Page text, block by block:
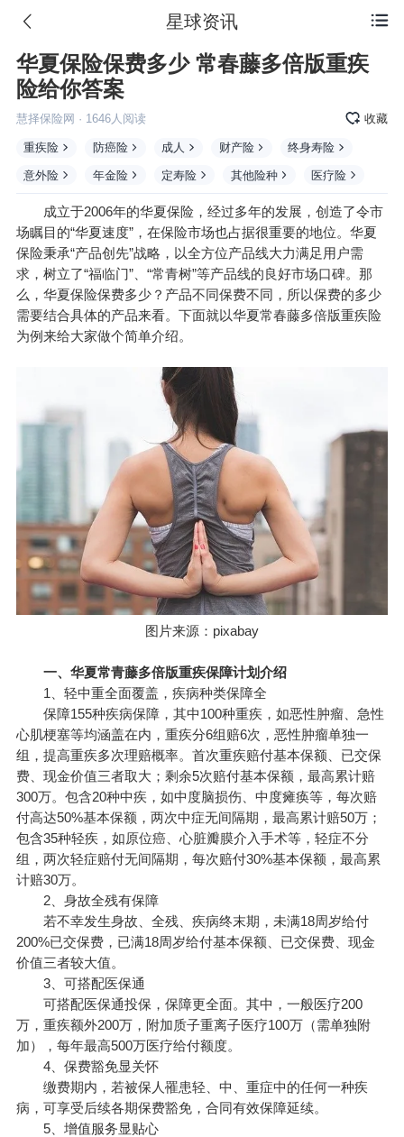
 星球资讯
华夏保险保费多少 常春藤多倍版重疾
险给你答案
慧择保险网 · 1646人阅读 收藏
重疾险 防癌险 成人 财产险 终身寿险
意外险 年金险 定寿险 其他险种 医疗险
成立于2006年的华夏保险，经过多年的发展，创造了令市
场瞩目的“华夏速度”，在保险市场也占据很重要的地位。华夏
保险秉承“产品创先”战略，以全方位产品线大力满足用户需
求，树立了“福临门”、“常青树”等产品线的良好市场口碑。那
么，华夏保险保费多少？产品不同保费不同，所以保费的多少
需要结合具体的产品来看。下面就以华夏常春藤多倍版重疾险
为例来给大家做个简单介绍。
图片来源：pixabay
一、华夏常青藤多倍版重疾保障计划介绍
1、轻中重全面覆盖，疾病种类保障全
保障155种疾病保障，其中100种重疾，如恶性肿瘤、急性
心肌梗塞等均涵盖在内，重疾分6组赔6次，恶性肿瘤单独一
组，提高重疾多次理赔概率。首次重疾赔付基本保额、已交保
费、现金价值三者取大；剩余5次赔付基本保额，最高累计赔
300万。包含20种中疾，如中度脑损伤、中度瘫痪等，每次赔
付高达50%基本保额，两次中症无间隔期，最高累计赔50万；
包含35种轻疾，如原位癌、心脏瓣膜介入手术等，轻症不分
组，两次轻症赔付无间隔期，每次赔付30%基本保额，最高累
计赔30万。
2、身故全残有保障
若不幸发生身故、全残、疾病终末期，未满18周岁给付
200%已交保费，已满18周岁给付基本保额、已交保费、现金
价值三者较大值。
3、可搭配医保通
可搭配医保通投保，保障更全面。其中，一般医疗200
万，重疾额外200万，附加质子重离子医疗100万（需单独附
加），每年最高500万医疗给付额度。
4、保费豁免显关怀
缴费期内，若被保人罹患轻、中、重症中的任何一种疾
病，可享受后续各期保费豁免，合同有效保障延续。
5、增值服务显贴心